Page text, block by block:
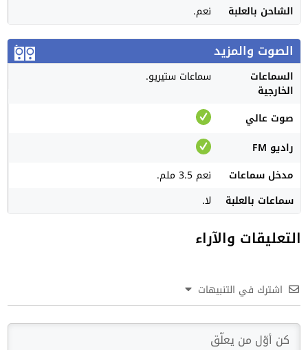
الشاحن بالعلبة
نعم.
الصوت والمزيد
السماعات
الخارجية
سماعات ستيريو.
صوت عالي
راديو FM
مدخل سماعات
نعم 3.5 ملم.
سماعات بالعلبة
لا.
التعليقات والآراء
اشترك في التنبيهات